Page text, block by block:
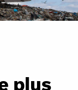
plus